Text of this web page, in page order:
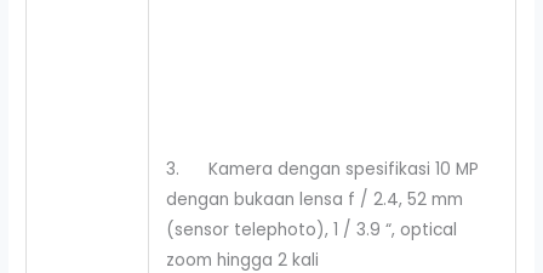
3. Kamera dengan spesifikasi 10 MP
dengan bukaan lensa f / 2.4, 52 mm
(sensor telephoto), 1 / 3.9 “, optical
zoom hingga 2 kali